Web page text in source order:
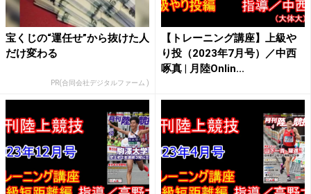
宝くじの“運任せ”から抜けた人
だけ変わる
PR(合同会社デジタルファーム )
【トレーニング講座】上級や
り投（2023年7月号）／中西
啄真 | 月陸Onlin...